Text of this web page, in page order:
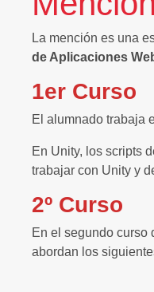
La mención es una
de Aplicaciones
1er Curso
El alumnado trabaja
En Unity, los scripts
trabajar con Unity y
2º Curso
En el segundo curso
abordan los